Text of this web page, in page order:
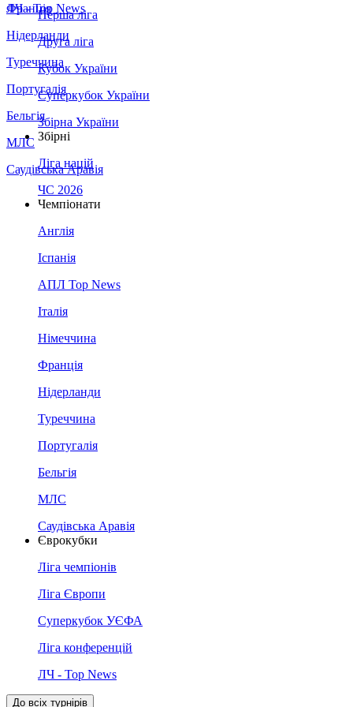
Франція
Нідерланди
Туреччина
Португалія
Бельгія
МЛС
Саудівська Аравія
ЛЧ - Top News
Перша ліга
Друга ліга
Кубок України
Суперкубок України
Збірна України
Збірні
Ліга націй
ЧС 2026
Чемпіонати
Англія
Іспанія
АПЛ Top News
Італія
Німеччина
Франція
Нідерланди
Туреччина
Португалія
Бельгія
МЛС
Саудівська Аравія
Єврокубки
Ліга чемпіонів
Ліга Європи
Суперкубок УЄФА
Ліга конференцій
ЛЧ - Top News
До всіх турнірів